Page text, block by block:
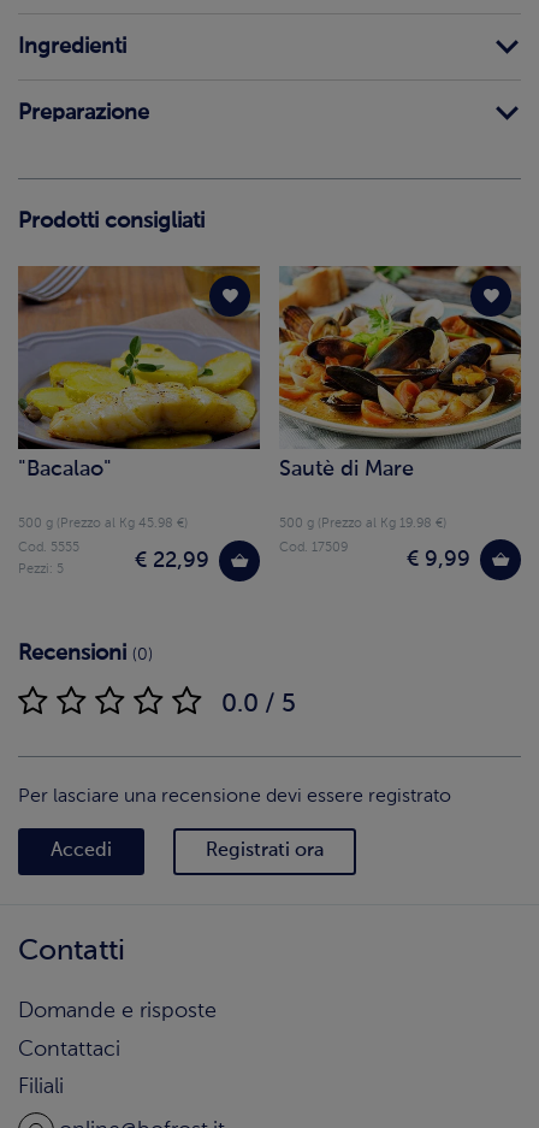
Ingredienti
Preparazione
Prodotti consigliati
"Bacalao"
500 g (Prezzo al Kg 45.98 €)
€ 22,99
Cod. 5555
Pezzi: 5
Sautè di Mare
500 g (Prezzo al Kg 19.98 €)
€ 9,99
Cod. 17509
Recensioni (0)
0.0 / 5
Per lasciare una recensione devi essere registrato
Accedi Registrati ora
Contatti
Domande e risposte
Contattaci
Filiali